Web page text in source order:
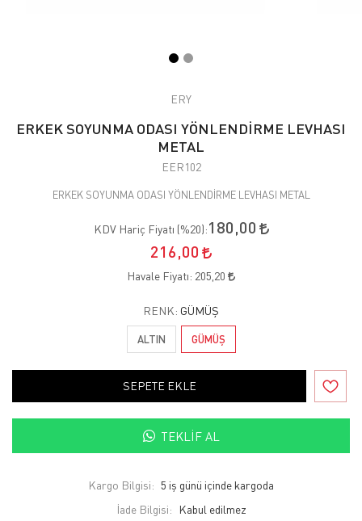
ERY
ERKEK SOYUNMA ODASI YÖNLENDİRME LEVHASI
METAL
EER102
ERKEK SOYUNMA ODASI YÖNLENDİRME LEVHASI METAL
KDV Hariç Fiyatı (%20):180,00
216,00
Havale Fiyatı: 205,20
RENK: GÜMÜŞ
ALTIN GÜMÜŞ
SEPETE EKLE
TEKLIF AL
Kargo Bilgisi: 5 iş günü içinde kargoda
İade Bilgisi: